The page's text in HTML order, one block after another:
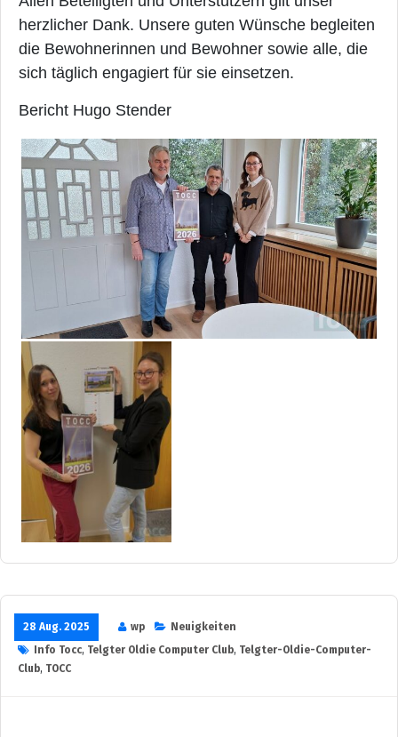
herzlicher Dank. Unsere guten Wünsche begleiten
die Bewohnerinnen und Bewohner sowie alle, die
sich täglich engagiert für sie einsetzen.
Bericht Hugo Stender
28 Aug. 2025 wp
Neuigkeiten
Info Tocc, Telgter Oldie Computer Club, Telgter-Oldie-Computer-
Club, TOCC